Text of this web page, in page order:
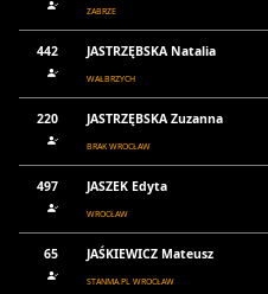
ZABRZE
442 JASTRZĘBSKA Natalia
WAŁBRZYCH
220 JASTRZĘBSKA Zuzanna
BRAK WROCŁAW
497 JASZEK Edyta
WROCŁAW
65 JAŚKIEWICZ Mateusz
STANMA.PL WROCŁAW